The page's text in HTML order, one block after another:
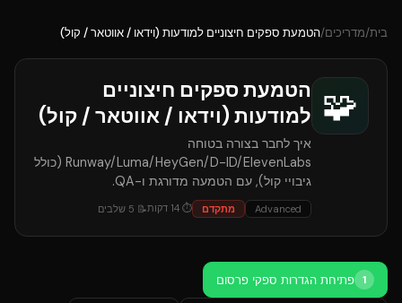
בית/מדריכים/הטמעת ספקים חיצוניים למודעות (וידאו / אווטאר / קול)
🧩 הטמעת ספקים חיצוניים
למודעות (וידאו / אווטאר / קול)
איך לחבר בצורה בטוחה
Runway/Luma/HeyGen/D-ID/ElevenLabs (כולל
גיבויי קול), עם הטמעה מדורגת ו-QA.
Advanced מתקדם ⏱
14 דקות📝
5 שלבים
1 פתיחת הגדרות ספקי פרסום